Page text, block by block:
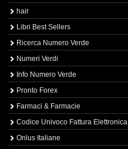
hair
Libri Best Sellers
Ricerca Numero Verde
Numeri Verdi
Info Numero Verde
Pronto Forex
Farmaci & Farmacie
Codice Univoco Fattura Elettronica
Onlus Italiane